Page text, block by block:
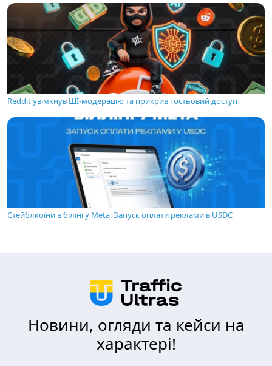
Reddit увімкнув ШІ-модерацію та прикрив гостьовий доступ
Стейблкоїни в білінгу Meta: Запуск оплати реклами в USDC
Новини, огляди та кейси на
характері!